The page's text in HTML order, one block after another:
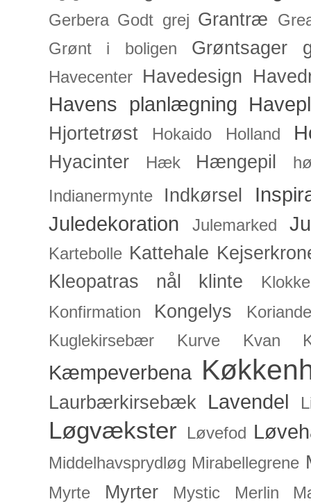
Gerbera Godt grej Grantræ
Grønt i boligen
Grøntsager
Havecenter Havedesign
Havens planlægning
Hjortetrøst Hokaido Holland
Hyacinter Hæk Hængepil
Indianermynte
Indkørsel
Juledekoration
Julemarked
Kartebolle Kattehale
Kleopatras nål
klinte
Konfirmation
Kongelys
Kuglekirsebær
Kurve Kvan
Kæmpeverbena
Laurbærkirsebæk Lavendel
Løgvækster Løvefod
Middelhavsprydløg Mirabellegrene
Myrte Myrter Mystic Merlin